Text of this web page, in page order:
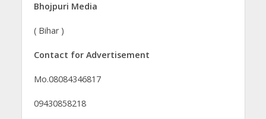
Bhojpuri Media
( Bihar )
Contact for Advertisement
Mo.08084346817
09430858218